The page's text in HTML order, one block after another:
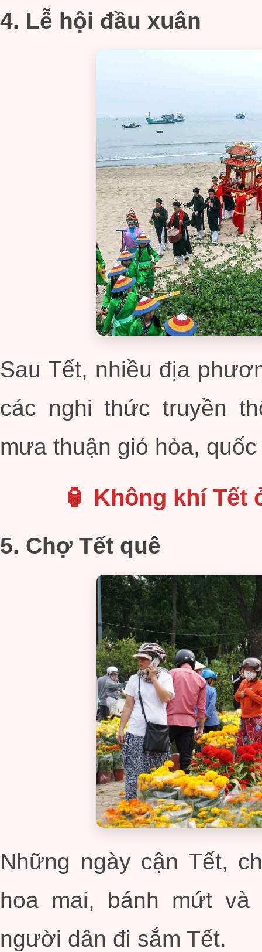
4. Lễ hội đầu xuân
Sau Tết, nhiều địa
các nghi thức truyền
mưa thuận gió hòa,
🏮 Không khí
5. Chợ Tết quê
Những ngày cận Tết,
hoa mai, bánh mứt
người dân đi sắm Tết.